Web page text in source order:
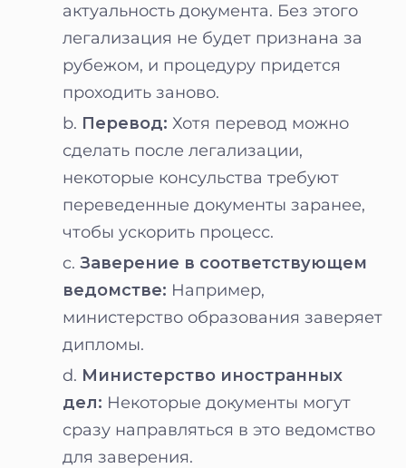
актуальность документа. Без этого
легализация не будет признана за
рубежом, и процедуру придется
проходить заново.
Перевод: Хотя перевод можно
сделать после легализации,
некоторые консульства требуют
переведенные документы заранее,
чтобы ускорить процесс.
Заверение в соответствующем
ведомстве: Например,
министерство образования заверяет
дипломы.
Министерство иностранных
дел: Некоторые документы могут
сразу направляться в это ведомство
для заверения.